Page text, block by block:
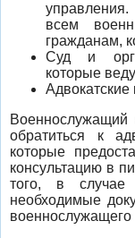
всем
гражданам,
Суд и
которые
Адвокатские
Военнослужащий
обратиться к
которые
консультацию в
того, в случае
необходимые
военнослужащего